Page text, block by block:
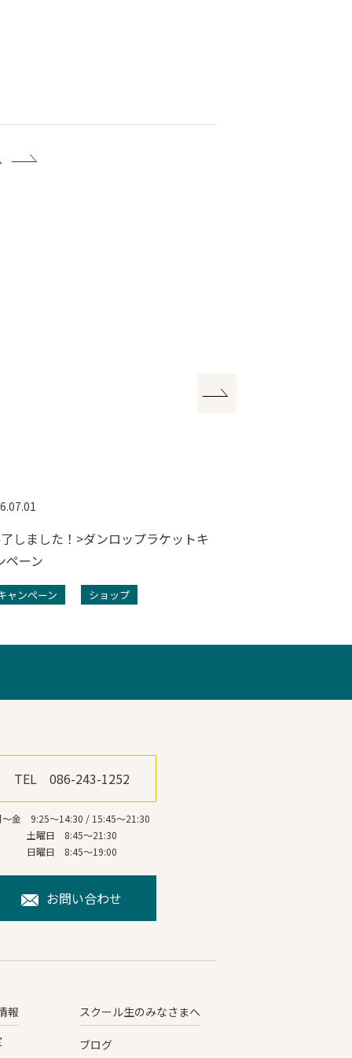
しました！>ダンロップラケットキ
ペーン
ャンペーン ショップ
TEL 086-243-1252
～金 9:25～14:30 / 15:45～21:30
土曜日 8:45～21:30
日曜日 8:45～19:00
お問い合わせ
報
スクール生のみなさまへ
ブログ